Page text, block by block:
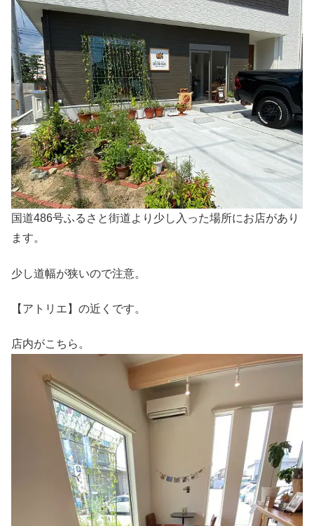
国道486号ふるさと街道より少し入った場所にお店があり
ます。
少し道幅が狭いので注意。
【アトリエ】の近くです。
店内がこちら。